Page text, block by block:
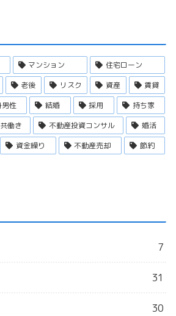
マンション
住宅ローン
老後 リスク 資産
賃貸
男性 結婚 採用
持ち家
共働き 不動産投資コンサル
婚活
資金繰り 不動産売却 節約
7
31
30